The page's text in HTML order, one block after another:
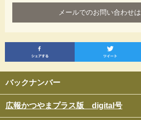
バックナンバー
広報かつやまプラス版 digital号
メールでのお問い合わせ